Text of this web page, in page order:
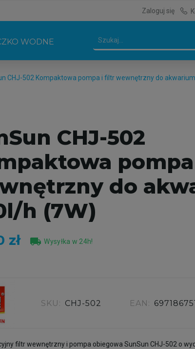
Zaloguj się
WODNE
CHJ-502 Kompaktowa pompa i filtr wewnętrzny do
CHJ-502
do
h (7W)
zł local_shipping Wysyłka w 24h!
SKU: CHJ-502 EAN:
filtr wewnętrzny i pompa obiegowa SunSun CHJ-502 o